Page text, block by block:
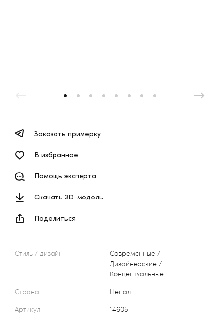
Стиль / дизайн
Современные /
Дизайнерские /
Концептуальные
Страна
Непал
Артикул
14605
Заказать примерку
В избранное
Помощь эксперта
Скачать 3D-модель
Поделиться